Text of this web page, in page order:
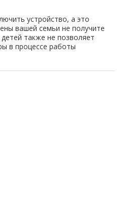
устройство, а это
вашей семьи не получите
также не позволяет
в процессе работы